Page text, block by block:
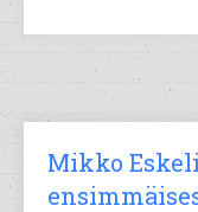
Mikko